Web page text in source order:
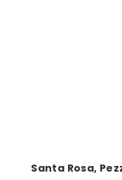
Santa Rosa,